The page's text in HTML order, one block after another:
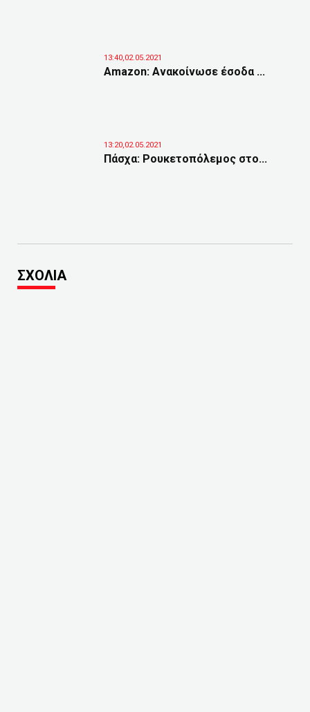
13:40,02.05.2021
Amazon: Ανακοίνωσε έσοδα ...
13:20,02.05.2021
Πάσχα: Ρουκετοπόλεμος στο...
ΣΧΟΛΙΑ